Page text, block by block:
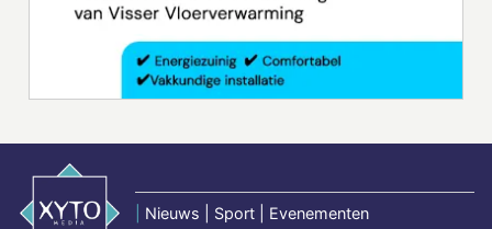
Nieuws | Sport | Evenementen